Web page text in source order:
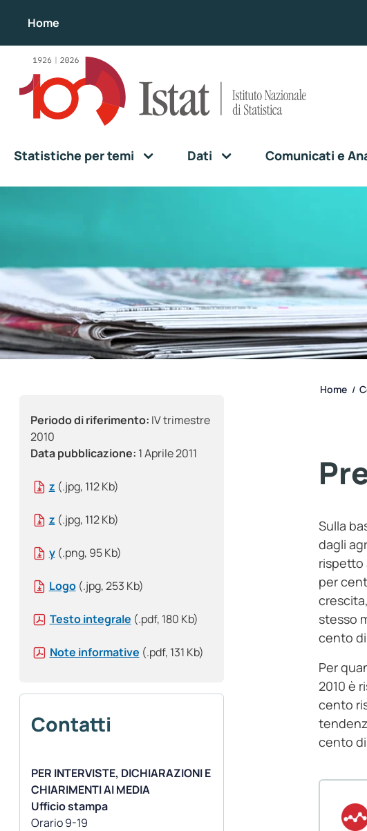
Home
Statistiche per temi Dati Comunicati e
Periodo di riferimento: IV trimestre
2010
Data pubblicazione: 1 Aprile 2011
z (.jpg, 112 Kb)
z (.jpg, 112 Kb)
y (.png, 95 Kb)
Logo (.jpg, 253 Kb)
Testo integrale (.pdf, 180 Kb)
Note informative (.pdf, 131 Kb)
Contatti
PER INTERVISTE, DICHIARAZIONI E
CHIARIMENTI AI MEDIA
Ufficio stampa
Orario 9-19
Home /
Sulla
dagli
rispetto
per
stesso
cento
Per
2010 è
cento
cento